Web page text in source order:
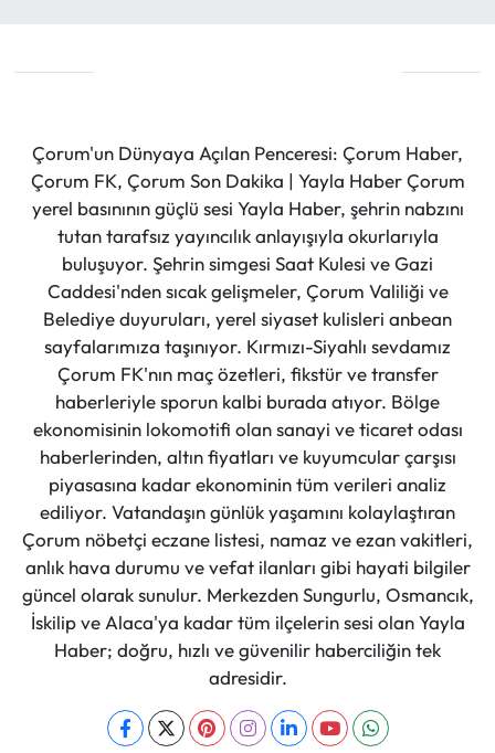
Çorum'un Dünyaya Açılan Penceresi: Çorum Haber,
Çorum FK, Çorum Son Dakika | Yayla Haber Çorum
yerel basınının güçlü sesi Yayla Haber, şehrin nabzını
tutan tarafsız yayıncılık anlayışıyla okurlarıyla
buluşuyor. Şehrin simgesi Saat Kulesi ve Gazi
Caddesi'nden sıcak gelişmeler, Çorum Valiliği ve
Belediye duyuruları, yerel siyaset kulisleri anbean
sayfalarımıza taşınıyor. Kırmızı-Siyahlı sevdamız
Çorum FK'nın maç özetleri, fikstür ve transfer
haberleriyle sporun kalbi burada atıyor. Bölge
ekonomisinin lokomotifi olan sanayi ve ticaret odası
haberlerinden, altın fiyatları ve kuyumcular çarşısı
piyasasına kadar ekonominin tüm verileri analiz
ediliyor. Vatandaşın günlük yaşamını kolaylaştıran
Çorum nöbetçi eczane listesi, namaz ve ezan vakitleri,
anlık hava durumu ve vefat ilanları gibi hayati bilgiler
güncel olarak sunulur. Merkezden Sungurlu, Osmancık,
İskilip ve Alaca'ya kadar tüm ilçelerin sesi olan Yayla
Haber; doğru, hızlı ve güvenilir haberciliğin tek
adresidir.